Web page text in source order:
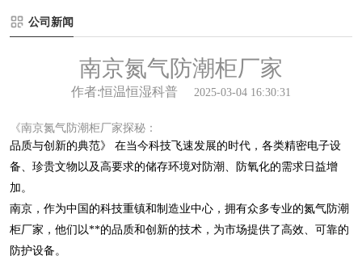
公司新闻
南京氮气防潮柜厂家
作者:恒温恒湿科普 2025-03-04 16:30:31
《南京氮气防潮柜厂家探秘：
品质与创新的典范》 在当今科技飞速发展的时代，各类精密电子设
备、珍贵文物以及高要求的储存环境对防潮、防氧化的需求日益增
加。
南京，作为中国的科技重镇和制造业中心，拥有众多专业的氮气防潮
柜厂家，他们以**的品质和创新的技术，为市场提供了高效、可靠的
防护设备。